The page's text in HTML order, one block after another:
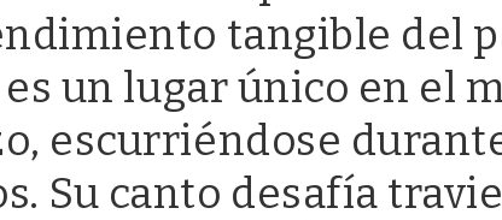
tangible del
un lugar único en el
escurriéndose
Su canto desafía